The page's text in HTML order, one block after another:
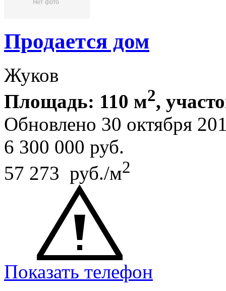
Продается дом
Жуков
Площадь: 110 м2,
Обновлено 30 октября
6 300 000 руб.
57 273 руб./м2
Показать телефон